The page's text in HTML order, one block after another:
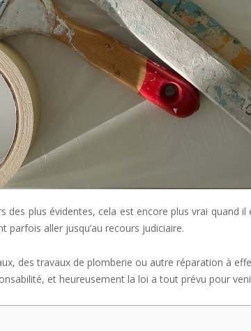
plus évidentes, cela est encore plus vrai quand il
aller jusqu’au recours judiciaire.
des travaux de plomberie ou autre réparation à
et heureusement la loi a tout prévu pour